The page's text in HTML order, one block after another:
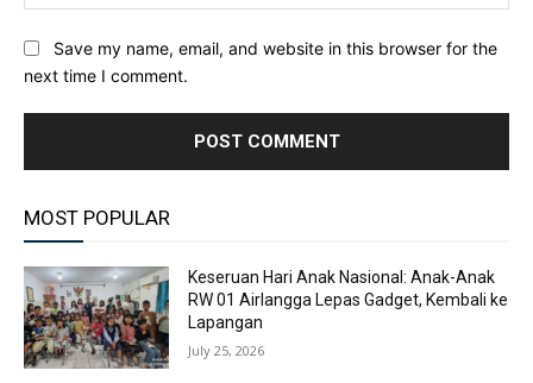
Save my name, email, and website in this browser for the
next time I comment.
MOST POPULAR
Keseruan Hari Anak Nasional: Anak-Anak
RW 01 Airlangga Lepas Gadget, Kembali ke
Lapangan
July 25, 2026